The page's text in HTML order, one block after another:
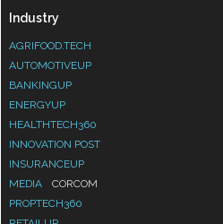
Industry
AGRIFOOD.TECH
AUTOMOTIVEUP
BANKINGUP
ENERGYUP
HEALTHTECH360
INNOVATION POST
INSURANCEUP
MEDIA
CORCOM
PROPTECH360